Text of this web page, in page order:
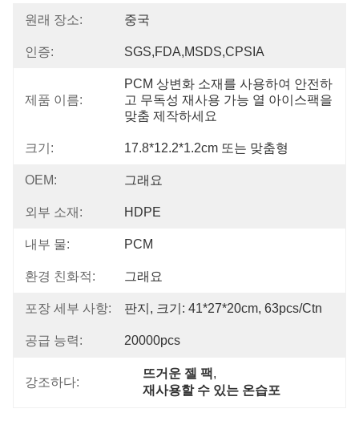
원래 장소: 중국
인증: SGS,FDA,MSDS,CPSIA
제품 이름:
PCM 상변화 소재를 사용하여 안전하
고 무독성 재사용 가능 열 아이스팩을
맞춤 제작하세요
크기: 17.8*12.2*1.2cm 또는 맞춤형
OEM: 그래요
외부 소재: HDPE
내부 물: PCM
환경 친화적: 그래요
포장 세부 사항: 판지, 크기: 41*27*20cm, 63pcs/ctn
공급 능력: 20000pcs
강조하다:
뜨거운 젤 팩,
재사용할 수 있는 온습포